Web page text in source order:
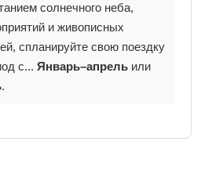
солнечного неба,
и живописных
спланируйте свою поездку
с... Январь–апрель или
.